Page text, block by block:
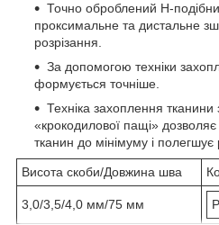
Точно оброблений H-
проксимальне та дистальне
розрізання.
За допомогою техніки
формується точніше.
Техніка захоплення тканини
«крокодилової пащі»
тканин до мінімуму і
Висота скоби/Довжина шва
3,0/3,5/4,0 мм/75 мм